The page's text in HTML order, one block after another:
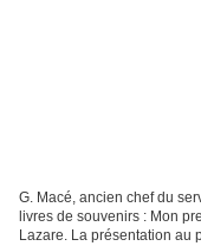
G. Macé, ancien chef du
livres de souvenirs : Mon
Lazare. La présentation au